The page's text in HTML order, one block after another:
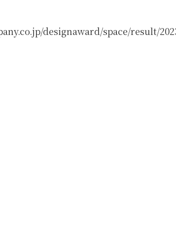
designaward/space/result/